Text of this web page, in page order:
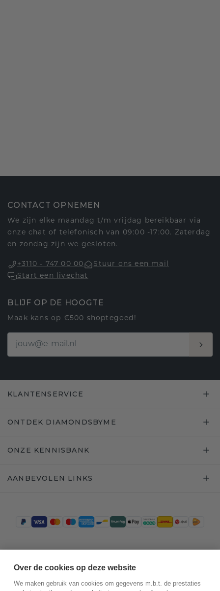
CONTACT OPNEMEN
We zijn elke maandag t/m vrijdag bereikbaar via
onze chat of telefonisch van 09:00 -17:00. Zaterdag
en zondag zijn we gesloten.
+3110 - 747 00 00
Stuur ons een mail
Start een livechat
BLIJF OP DE HOOGTE
Maak kans op €500 shoptegoed!
KLANTENSERVICE
ONTDEK DIAMONDSBYME
ONZE KENNISBANK
AANBEVOLEN LINKS
Over de cookies op deze website
We maken gebruik van cookies om gegevens m.b.t. de prestaties